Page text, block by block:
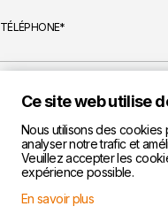
TÉLÉPHONE
Ce site web utilise
Nous utilisons des cookies
analyser notre trafic et
Veuillez accepter les
expérience possible.
En savoir plus